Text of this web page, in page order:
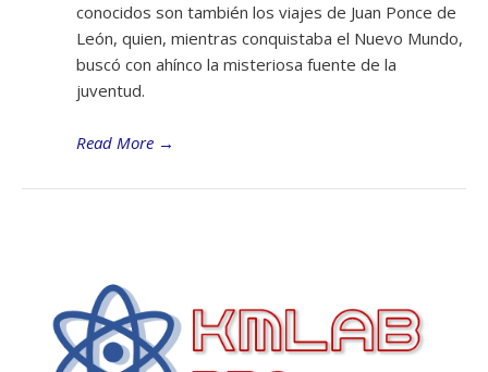
conocidos son también los viajes de Juan Ponce de
León, quien, mientras conquistaba el Nuevo Mundo,
buscó con ahínco la misteriosa fuente de la
juventud.
Read More →